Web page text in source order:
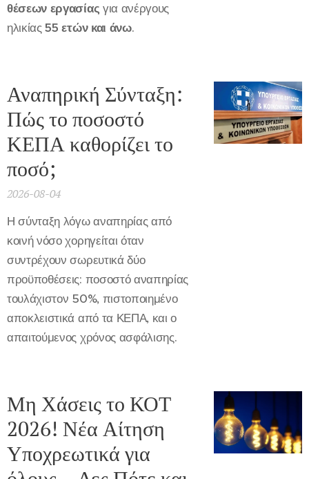
θέσεων εργασίας για ανέργους
ηλικίας55 ετών και άνω.
Αναπηρική Σύνταξη:
Πώς το ποσοστό
ΚΕΠΑ καθορίζει το
ποσό;
2026-08-04
Η σύνταξη λόγω αναπηρίας από
κοινή νόσο χορηγείται όταν
συντρέχουν σωρευτικά δύο
προϋποθέσεις: ποσοστό αναπηρίας
τουλάχιστον 50%, πιστοποιημένο
αποκλειστικά από τα ΚΕΠΑ, και ο
απαιτούμενος χρόνος ασφάλισης.
Μη Χάσεις το ΚΟΤ
2026! Νέα Αίτηση
Υποχρεωτικά για